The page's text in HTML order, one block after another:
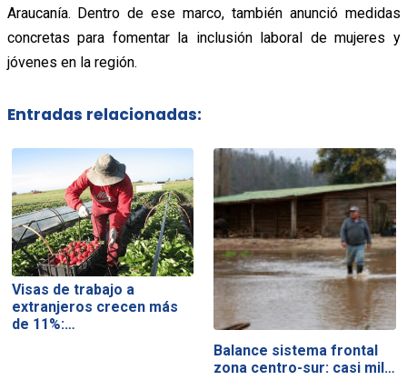
Araucanía. Dentro de ese marco, también anunció medidas
concretas para fomentar la inclusión laboral de mujeres y
jóvenes en la región.
Entradas relacionadas:
Visas de trabajo a
extranjeros crecen más
de 11%:…
Balance sistema frontal
zona centro-sur: casi mil…